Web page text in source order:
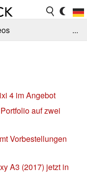
...
4 im Angebot
auf zwei
Vorbestellungen
A3 (2017) jetzt in